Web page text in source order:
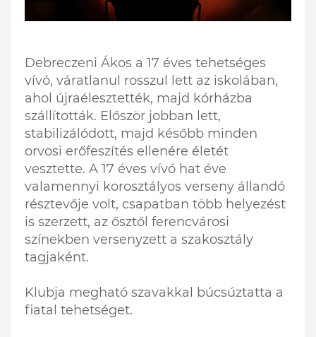
Debreczeni Ákos a 17 éves tehetséges
vívó, váratlanul rosszul lett az iskolában,
ahol újraélesztették, majd kórházba
szállították. Először jobban lett,
stabilizálódott, majd később minden
orvosi erőfeszítés ellenére életét
vesztette. A 17 éves vívó hat éve
valamennyi korosztályos verseny állandó
résztevője volt, csapatban több helyezést
is szerzett, az ősztől ferencvárosi
színekben versenyzett a szakosztály
tagjaként.
Klubja megható szavakkal búcsúztatta a
fiatal tehetséget.